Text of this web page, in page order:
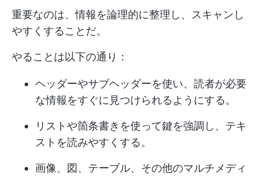
重要なのは、情報を論理的に整理し、スキャンし
やすくすることだ。
やることは以下の通り：
ヘッダーやサブヘッダーを使い、読者が必要
な情報をすぐに見つけられるようにする。
リストや箇条書きを使って鍵を強調し、テキ
ストを読みやすくする。
画像、図、テーブル、その他のマルチメディ